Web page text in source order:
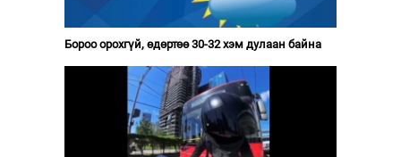
Бороо орохгүй, өдөртөө 30-32 хэм дулаан байна